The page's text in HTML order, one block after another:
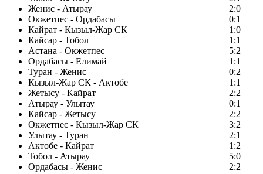
Женис - Атырау
2:0
Окжетпес - Ордабасы
0:1
Кайрат - Кызыл-Жар СК
1:0
Кайсар - Тобол
1:1
Астана - Окжетпес
5:2
Ордабасы - Елимай
1:1
Туран - Женис
0:2
Кызыл-Жар СК - Актобе
1:1
Жетысу - Кайрат
2:2
Атырау - Улытау
0:1
Кайсар - Жетысу
2:2
Окжетпес - Кызыл-Жар СК
3:2
Улытау - Туран
2:1
Актобе - Кайрат
1:2
Тобол - Атырау
5:0
Ордабасы - Женис
2:2